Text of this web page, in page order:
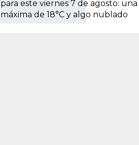
para este viernes 7 de agosto: una
máxima de 18°C y algo nublado